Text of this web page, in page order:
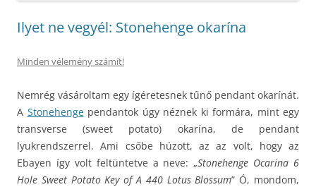
Ilyet ne vegyél: Stonehenge okarína
Minden vélemény számít!
Nemrég vásároltam egy ígéretesnek tűnő pendant okarínát.
A Stonehengependantok úgy néznek ki formára, mint egy
transverse (sweet potato) okarína, de pendant
lyukrendszerrel. Ami csőbe húzott, az az volt, hogy az
Ebayen így volt feltüntetve a neve: „Stonehenge Ocarina 6
Hole Sweet Potato Key of A 440 Lotus Blossum” Ó, mondom,